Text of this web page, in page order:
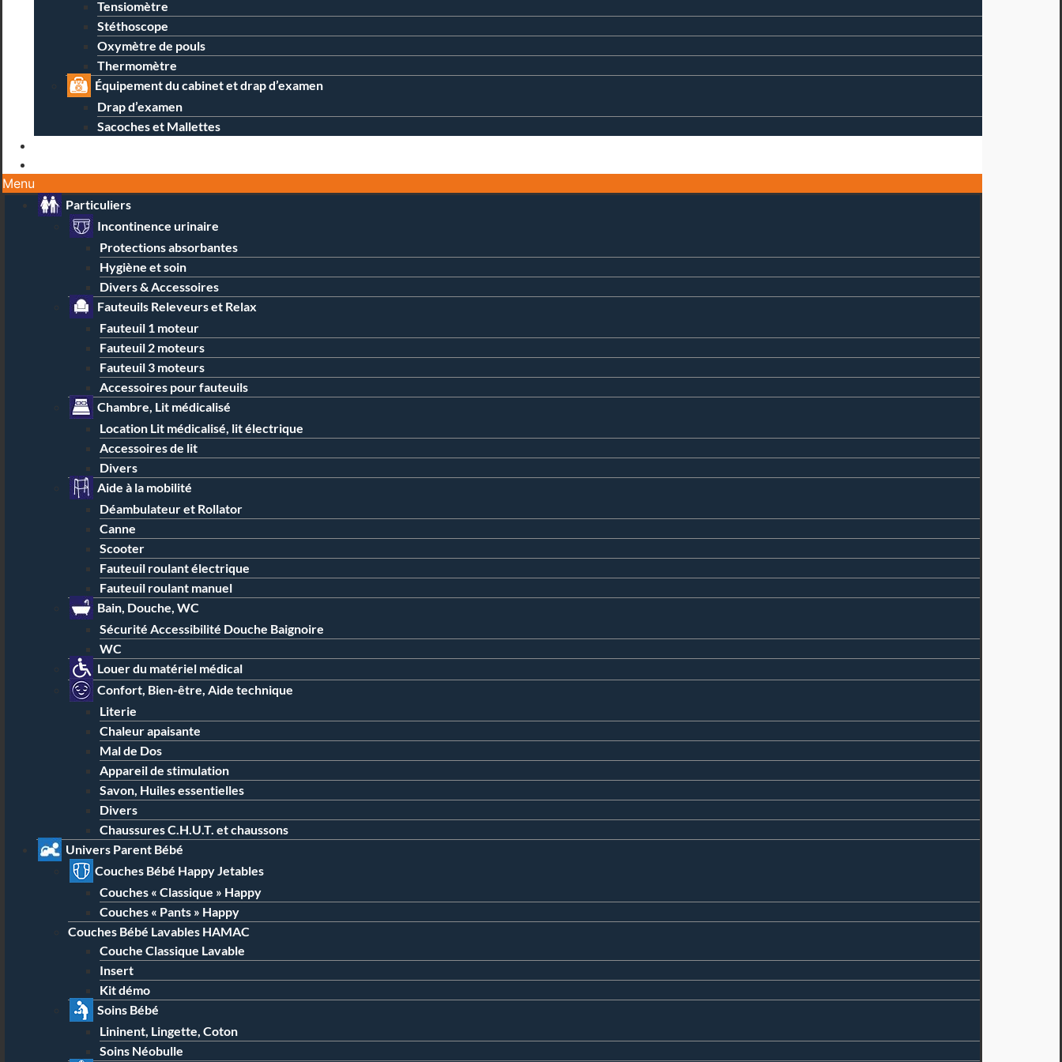
Tensiomètre
Stéthoscope
Oxymètre de pouls
Thermomètre
Équipement du cabinet et drap d’examen
Drap d’examen
Sacoches et Mallettes
Menu
Particuliers
Incontinence urinaire
Protections absorbantes
Hygiène et soin
Divers & Accessoires
Fauteuils Releveurs et Relax
Fauteuil 1 moteur
Fauteuil 2 moteurs
Fauteuil 3 moteurs
Accessoires pour fauteuils
Chambre, Lit médicalisé
Location Lit médicalisé, lit électrique
Accessoires de lit
Divers
Aide à la mobilité
Déambulateur et Rollator
Canne
Scooter
Fauteuil roulant électrique
Fauteuil roulant manuel
Bain, Douche, WC
Sécurité Accessibilité Douche Baignoire
WC
Louer du matériel médical
Confort, Bien-être, Aide technique
Literie
Chaleur apaisante
Mal de Dos
Appareil de stimulation
Savon, Huiles essentielles
Divers
Chaussures C.H.U.T. et chaussons
Univers Parent Bébé
Couches Bébé Happy Jetables
Couches « Classique » Happy
Couches « Pants » Happy
Couches Bébé Lavables HAMAC
Couche Classique Lavable
Insert
Kit démo
Soins Bébé
Lininent, Lingette, Coton
Soins Néobulle